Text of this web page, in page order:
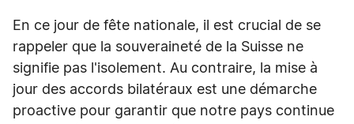
En ce jour de fête nationale, il est crucial de se
rappeler que la souveraineté de la Suisse ne
signifie pas l'isolement. Au contraire, la mise à
jour des accords bilatéraux est une démarche
proactive pour garantir que notre pays continue